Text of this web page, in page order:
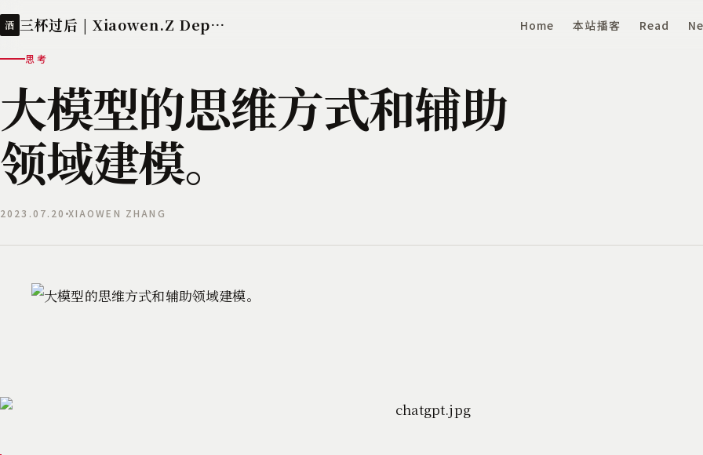
酒 三杯过后 | Xiaowen.Z Deployed Home 本站播客 Read
思考
大模型的思维方式和辅助
领域建模。
2023.07.20 XIAOWEN ZHANG